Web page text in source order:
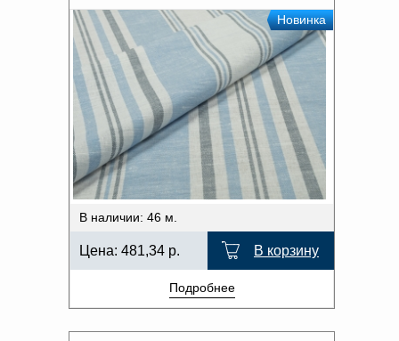
Новинка
В наличии: 46 м.
Цена: 481,34 р. В корзину
Подробнее